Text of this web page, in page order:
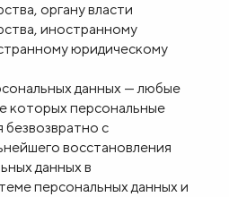
органу власти
иностранному
юридическому
данных — любые
которых персональные
с
восстановления
данных в
персональных данных и